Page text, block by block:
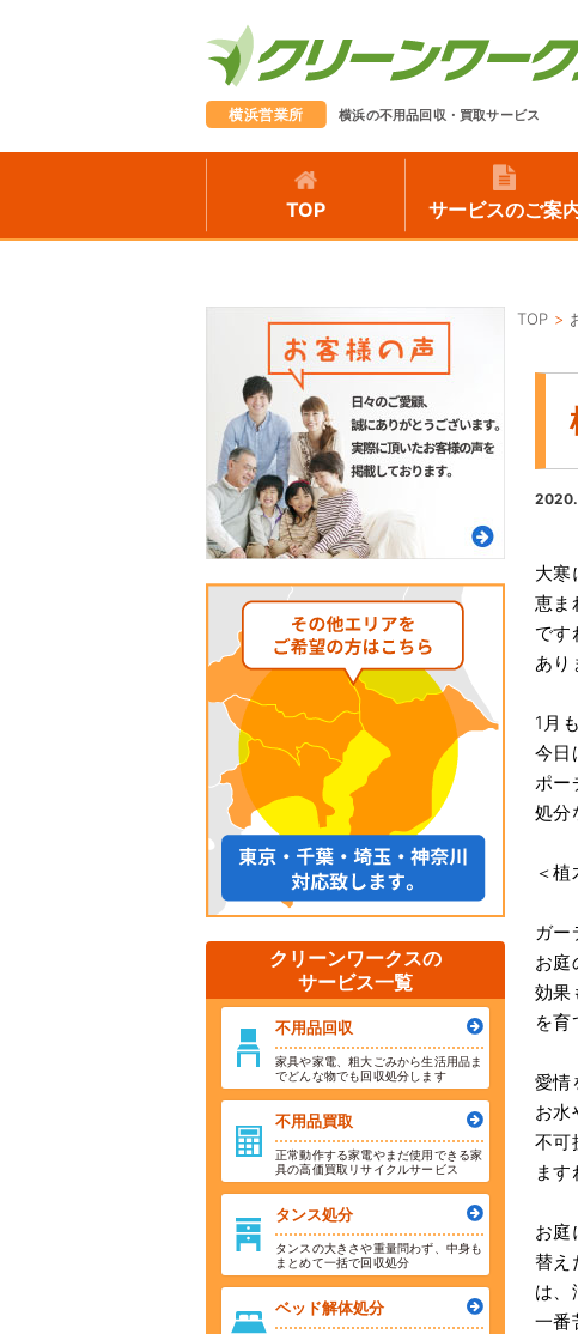
横浜営業所 横浜の不用品回収・買取サービス
TOP サービスのご案
TOP
大寒
恵ま
です
あり
1月
今日
ポー
処分
＜
ガー
お庭
効果
を育
愛情
お水
不可
ま
お庭
替え
は、
一番
クリーンワークスの
サービス一覧
不用品回収
家具や家電、粗大ごみから生活用品ま
でどんな物でも回収処分します
不用品買取
正常動作する家電やまだ使用できる家
具の高価買取リサイクルサービス
タンス処分
タンスの大きさや重量問わず、中身も
まとめて一括で回収処分
ベッド解体処分